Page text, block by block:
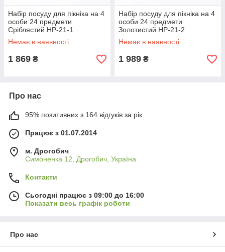
Набір посуду для пікніка на 4
особи 24 предмети
Сріблястий HP-21-1
Немає в наявності
1 869 ₴
Набір посуду для пікніка на 4
особи 24 предмети
Золотистий HP-21-2
Немає в наявності
1 989 ₴
Про нас
95% позитивних з 164 відгуків за рік
Працює з 01.07.2014
м. Дрогобич
Симоненка 12, Дрогобич, Україна
Контакти
Сьогодні працює з 09:00 до 16:00
Показати весь графік роботи
Про нас